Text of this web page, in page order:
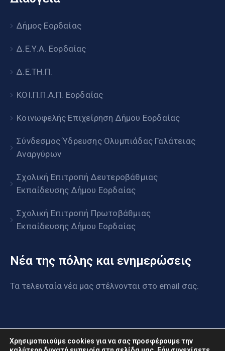
Δήμος Εορδαίας
Δ.Ε.Υ.Α. Εορδαίας
Δ.Ε.ΤΗ.Π.
ΚΟΙ.Π.Π.Α.Π. Εορδαίας
Κοινωφελής Επιχείρηση Δήμου Εορδαίας
Σύνδεσμος Ύδρευσης Ολυμπιάδας Γαλάτειας
Αναργύρων
Σχολική Επιτροπή Δευτεροβάθμιας
Εκπαίδευσης Δήμου Εορδαίας
Σχολική Επιτροπή Πρωτοβάθμιας
Εκπαίδευσης Δήμου Εορδαίας
Νέα της πόλης και ενημερώσεις
Τα τελευταία νέα μας στέλνονται στο email σας.
Χρησιμοποιούμε cookies για να σας προσφέρουμε την